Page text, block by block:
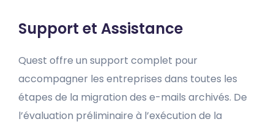
Support et Assistance
Quest offre un support complet pour
accompagner les entreprises dans toutes les
étapes de la migration des e-mails archivés. De
l’évaluation préliminaire à l’exécution de la